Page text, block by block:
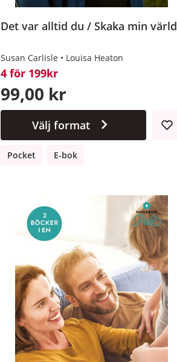
Det var alltid du / Skaka min värld
Susan Carlisle Louisa Heaton
4 för 199kr
99,00 kr
Välj format
Pocket E-bok